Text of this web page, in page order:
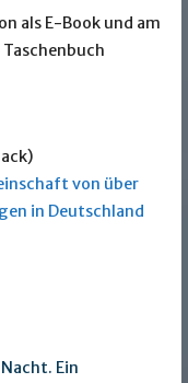
als E-Book und am
von über
in Deutschland
Ein